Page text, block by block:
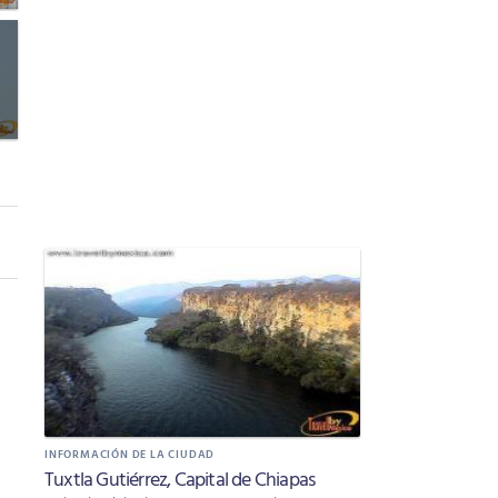
INFORMACIÓN DE LA CIUDAD
Tuxtla Gutiérrez, Capital de Chiapas